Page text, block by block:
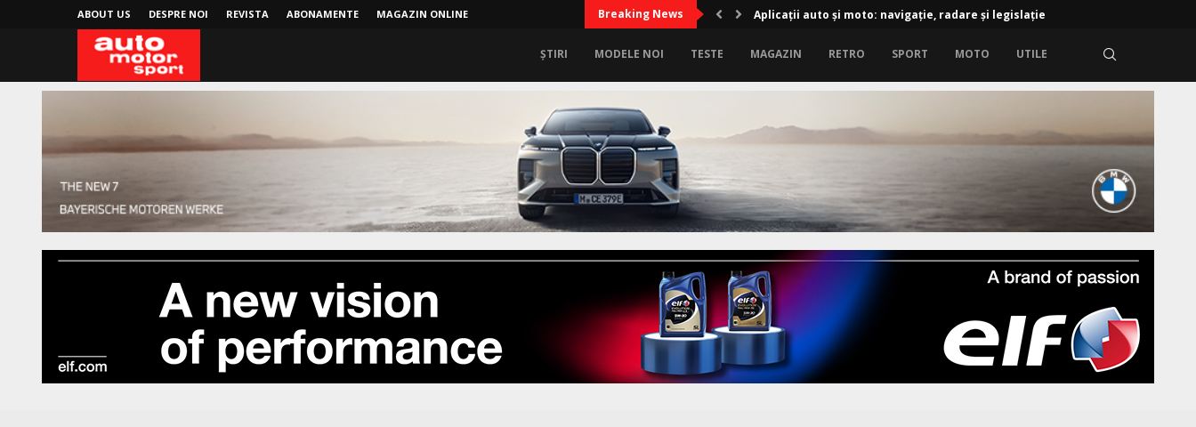
ABOUT US DESPRE NOI REVISTA ABONAMENTE MAGAZIN ONLINE Breaking News Aplicații auto și moto: navigație, radare și legislație
ȘTIRI MODELE NOI TESTE MAGAZIN RETRO SPORT MOTO UTILE